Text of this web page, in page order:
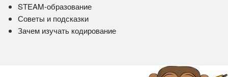
STEAM-образование
Советы и подсказки
Зачем изучать кодирование